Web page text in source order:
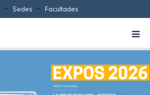
Sedes Facultades